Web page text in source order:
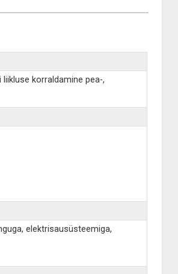
korraldamine pea-,
elektrisausüsteemiga,